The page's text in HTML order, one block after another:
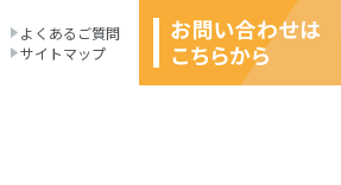
よくあるご質問
サイトマップ